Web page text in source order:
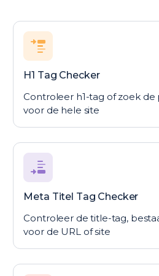
H1 Tag Checker
Controleer h1-tag of zoek
voor de hele site
Meta Titel Tag Checker
Controleer de title-tag,
voor de URL of site